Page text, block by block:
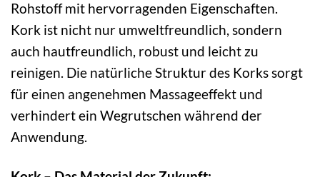
Rohstoff mit hervorragenden Eigenschaften.
Kork ist nicht nur umweltfreundlich, sondern
auch hautfreundlich, robust und leicht zu
reinigen. Die natürliche Struktur des Korks sorgt
für einen angenehmen Massageeffekt und
verhindert ein Wegrutschen während der
Anwendung.